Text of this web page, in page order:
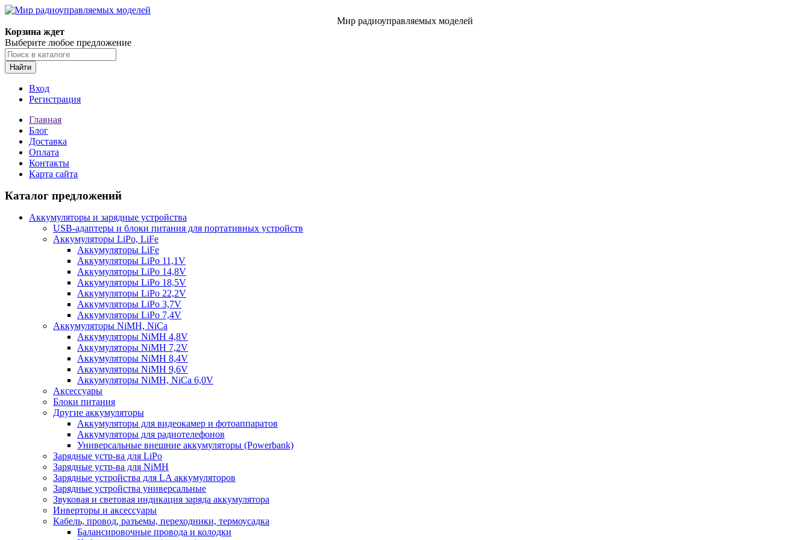
Мир радиоуправляемых моделей
Корзина ждет
Выберите любое предложение
Найти
Вход
Регистрация
Главная
Блог
Доставка
Оплата
Контакты
Карта сайта
Каталог предложений
Аккумуляторы и зарядные устройства
USB-адаптеры и блоки питания для портативных устройств
Аккумуляторы LiPo, LiFe
Аккумуляторы LiFe
Аккумуляторы LiPo 11,1V
Аккумуляторы LiPo 14,8V
Аккумуляторы LiPo 18,5V
Аккумуляторы LiPo 22,2V
Аккумуляторы LiPo 3,7V
Аккумуляторы LiPo 7,4V
Аккумуляторы NiMH, NiCa
Аккумуляторы NiMH 4,8V
Аккумуляторы NiMH 7,2V
Аккумуляторы NiMH 8,4V
Аккумуляторы NiMH 9,6V
Аккумуляторы NiMH, NiCa 6,0V
Аксессуары
Блоки питания
Другие аккумуляторы
Аккумуляторы для видеокамер и фотоаппаратов
Аккумуляторы для радиотелефонов
Универсальные внешние аккумуляторы (Powerbank)
Зарядные устр-ва для LiPo
Зарядные устр-ва для NiMH
Зарядные устройства для LA аккумуляторов
Зарядные устройства универсальные
Звуковая и световая индикация заряда аккумулятора
Инверторы и аксессуары
Кабель, провод, разъемы, переходники, термоусадка
Балансировочные провода и колодки